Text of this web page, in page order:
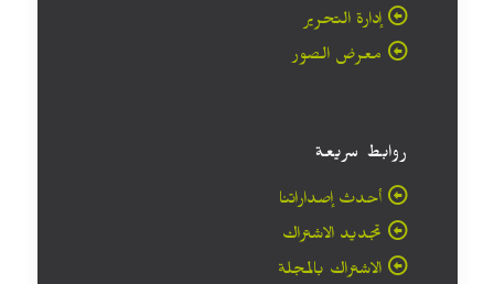
إدارة التحرير
معرض الصور
روابط سريعة
أحدث إصداراتنا
تجديد الاشتراك
الاشتراك بالمجلة